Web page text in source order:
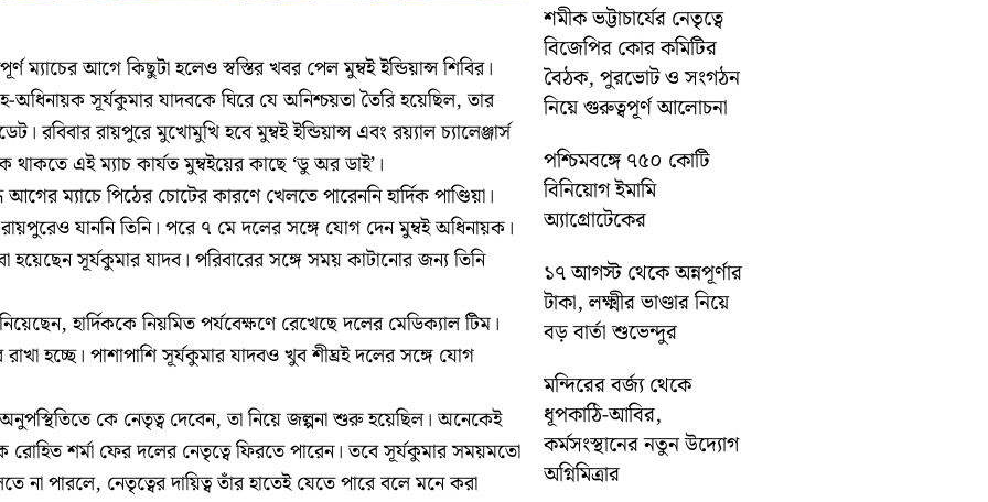
ম্যাচের আগে কিছুটা হলেও স্বস্তির খবর পেল মুম্বই ইন্ডিয়ান্স শিবির।
অধিনায়ক সূর্যকুমার যাদবকে ঘিরে যে অনিশ্চয়তা তৈরি হয়েছিল, তার
রবিবার রায়পুরে মুখোমুখি হবে মুম্বই ইন্ডিয়ান্স এবং রয়্যাল চ্যালেঞ্জার্স
থাকতে এই ম্যাচ কার্যত মুম্বইয়ের কাছে ‘ডু অর ডাই’।
ম্যাচে পিঠের চোটের কারণে খেলতে পারেননি হার্দিক পাণ্ডিয়া।
যাননি তিনি। পরে ৭ মে দলের সঙ্গে যোগ দেন মুম্বই অধিনায়ক।
হয়েছেন সূর্যকুমার যাদব। পরিবারের সঙ্গে সময় কাটানোর জন্য তিনি
হার্দিককে নিয়মিত পর্যবেক্ষণে রেখেছে দলের মেডিক্যাল টিম।
হচ্ছে। পাশাপাশি সূর্যকুমার যাদবও খুব শীঘ্রই দলের সঙ্গে যোগ
অনুপস্থিতিতে কে নেতৃত্ব দেবেন, তা নিয়ে জল্পনা শুরু হয়েছিল। অনেকেই
রোহিত শর্মা ফের দলের নেতৃত্বে ফিরতে পারেন। তবে সূর্যকুমার সময়মতো
না পারলে, নেতৃত্বের দায়িত্ব তাঁর হাতেই যেতে পারে বলে মনে করা
শমীক ভট্টাচার্যের নেতৃত্বে
বিজেপির কোর কমিটির
বৈঠক, পুরভোট ও সংগঠন
নিয়ে গুরুত্বপূর্ণ আলোচনা
পশ্চিমবঙ্গে ৭৫০ কোটি
বিনিয়োগ ইমামি
অ্যাগ্রোটেকের
১৭ আগস্ট থেকে অন্নপূর্ণার
টাকা, লক্ষ্মীর ভাণ্ডার নিয়ে
বড় বার্তা শুভেন্দুর
মন্দিরের বর্জ্য থেকে
ধূপকাঠি-আবির,
কর্মসংস্থানের নতুন উদ্যোগ
অগ্নিমিত্রার